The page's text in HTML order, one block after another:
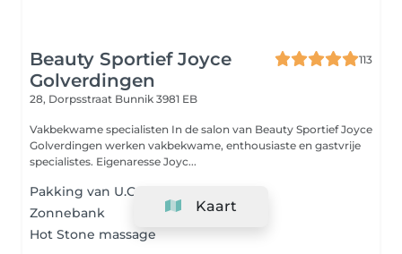
Beauty Sportief Joyce
Golverdingen
113
28, Dorpsstraat Bunnik 3981 EB
Vakbekwame specialisten In de salon van Beauty Sportief Joyce
Golverdingen werken vakbekwame, enthousiaste en gastvrije
specialistes. Eigenaresse Joyc...
Pakking van U.C.W.
Zonnebank
Hot Stone massage
Kaart